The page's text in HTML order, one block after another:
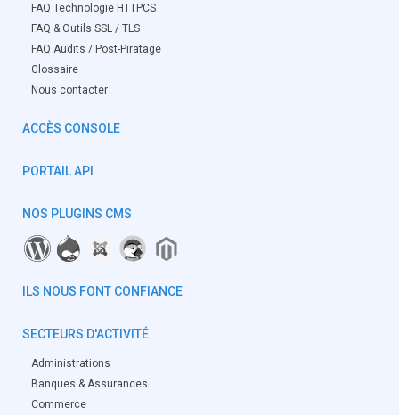
FAQ Technologie HTTPCS
FAQ & Outils SSL / TLS
FAQ Audits / Post-Piratage
Glossaire
Nous contacter
ACCÈS CONSOLE
PORTAIL API
NOS PLUGINS CMS
ILS NOUS FONT CONFIANCE
SECTEURS D'ACTIVITÉ
Administrations
Banques & Assurances
Commerce